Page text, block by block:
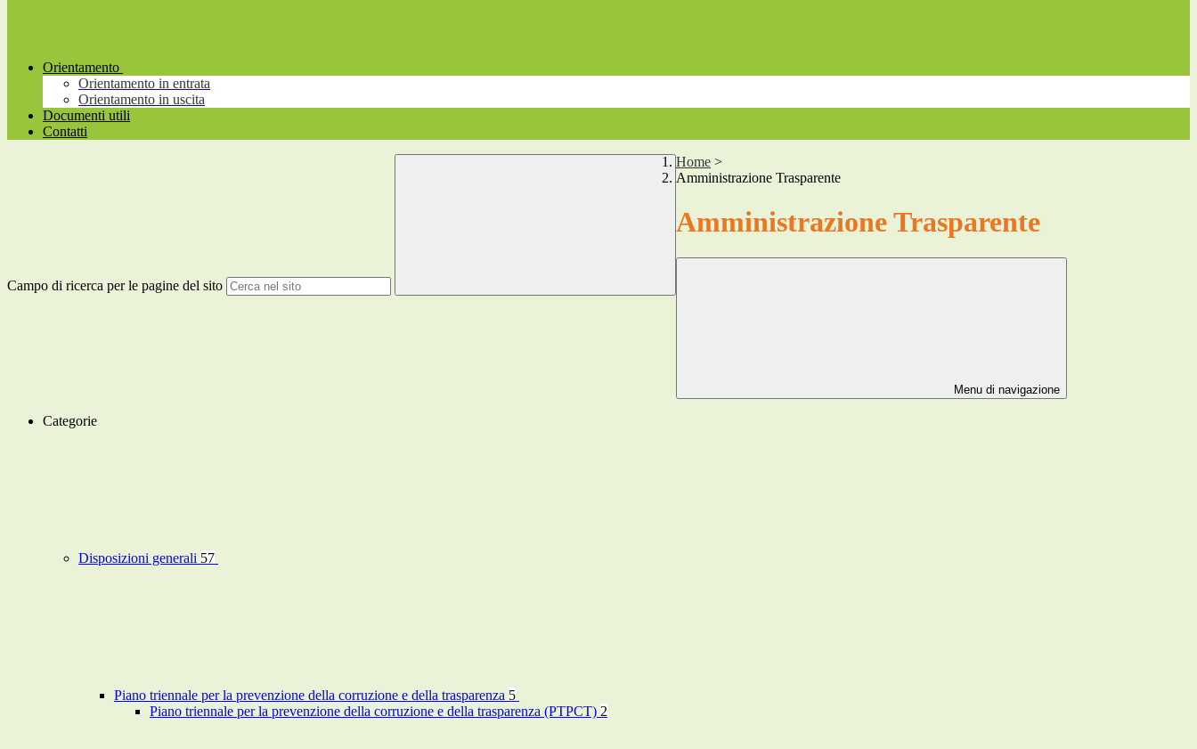
Orientamento
Orientamento in entrata
Orientamento in uscita
Documenti utili
Contatti
Campo di ricerca per le pagine del sito
Home >
Amministrazione Trasparente
Amministrazione Trasparente
Menu di navigazione
Categorie
Disposizioni generali 57
Piano triennale per la prevenzione della corruzione e della trasparenza 5
Piano triennale per la prevenzione della corruzione e della trasparenza (PTPCT) 2